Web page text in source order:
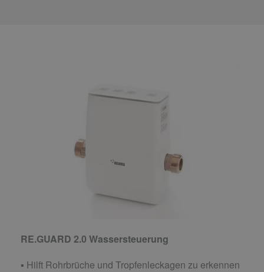
RE.GUARD 2.0 Wassersteuerung
▪ Hilft Rohrbrüche und Tropfenleckagen zu erkennen